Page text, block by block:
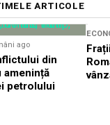
ARTICOLE
ago
din
amenință
petrolului